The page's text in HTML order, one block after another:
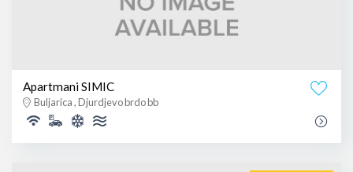
Apartmani SIMIC
Buljarica , Djurdjevo brdo bb